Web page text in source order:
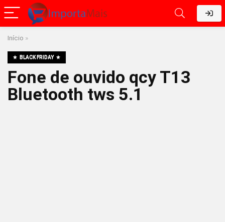
Início »
BLACK FRIDAY
Fone de ouvido qcy T13
Bluetooth tws 5.1